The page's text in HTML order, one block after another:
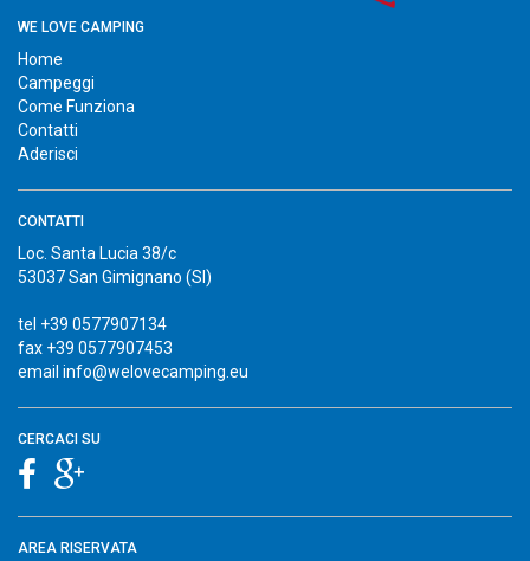
WE LOVE CAMPING
Home
Campeggi
Come Funziona
Contatti
Aderisci
CONTATTI
Loc. Santa Lucia 38/c
53037 San Gimignano (SI)
tel +39 0577907134
fax +39 0577907453
email info@welovecamping.eu
CERCACI SU
AREA RISERVATA